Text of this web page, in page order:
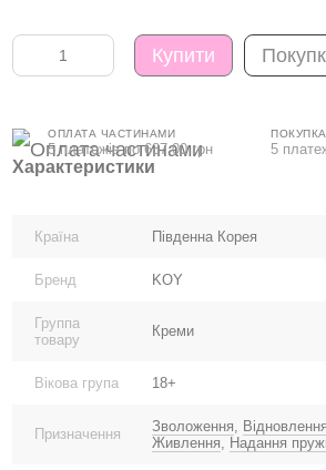
Купити
ОПЛАТА ЧАСТИНАМИ
5 платежів по 637.00 грн 5
Характеристики
Країна Південна Корея
Бренд KOY
Группа
товару
Креми
Вікова група 18+
Призначення Зволоження,
Живлення, Надання